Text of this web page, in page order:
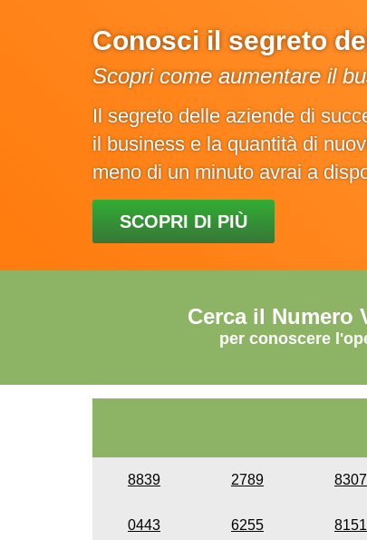
Conosci il segreto
Scopri come aumentare il
Il segreto delle aziende di
il business e la quantità di
meno di un minuto avrai a
SCOPRI DI PIÙ
Cerca il Numero
per conoscere
8839 2789 8307
0443 6255 8151